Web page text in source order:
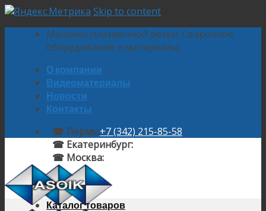
Skip to content
Машины плазменной резки. Сварочное
оборудование и материалы.
О компании
Видеоматериалы
Новости
Контакты
☎ Пермь:+7 (342) 215-85-58
☎ Екатеринбург:
☎ Москва:
Каталог товаров